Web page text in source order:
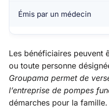
Émis par un médecin
Les bénéficiaires peuvent
ou toute personne
Groupama permet de
l’entreprise de pompes
démarches pour la famille.